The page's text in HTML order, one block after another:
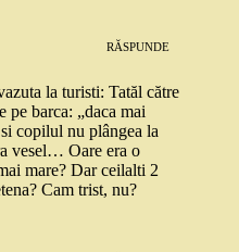
RĂSPUNDE
la turisti: Tatăl către
pe barca: „daca mai
copilul nu plângea la
vesel… Oare era o
mare? Dar ceilalti 2
Cam trist, nu?